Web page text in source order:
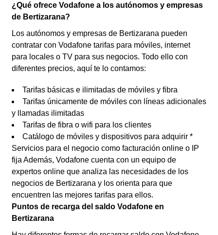
¿Qué ofrece Vodafone a los autónomos y empresas
de Bertizarana?
Los autónomos y empresas de Bertizarana pueden
contratar con Vodafone tarifas para móviles, internet
para locales o TV para sus negocios. Todo ello con
diferentes precios, aquí te lo contamos:
Tarifas básicas e ilimitadas de móviles y fibra
Tarifas únicamente de móviles con líneas adicionales
y llamadas ilimitadas
Tarifas de fibra o wifi para los clientes
Catálogo de móviles y dispositivos para adquirir *
Servicios para el negocio como facturación online o IP
fija Además, Vodafone cuenta con un equipo de
expertos online que analiza las necesidades de los
negocios de Bertizarana y los orienta para que
encuentren las mejores tarifas para ellos.
Puntos de recarga del saldo Vodafone en
Bertizarana